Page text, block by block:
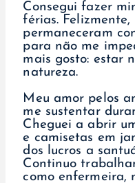
Consegui fazer
férias. Felizmente,
permaneceram
para não me
mais gosto: estar
natureza.
Meu amor pelos
me sustentar
Cheguei a abrir
e camisetas em
dos lucros a
Continuo
como enfermeira,